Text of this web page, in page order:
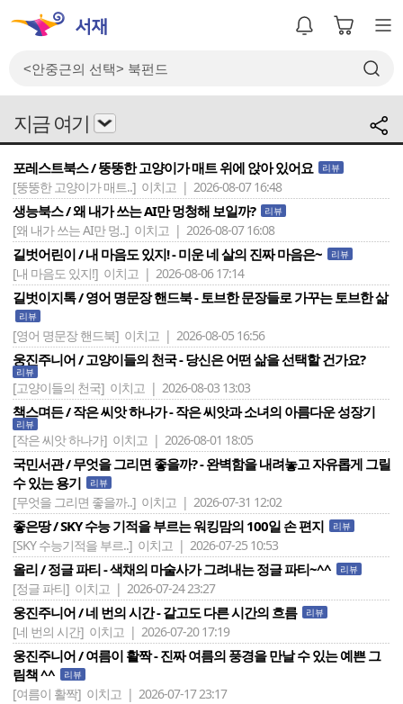
지금 여기
포레스트북스 / 뚱뚱한 고양이가 매트 위에 앉아 있어요 리뷰
[뚱뚱한 고양이가 매트..] 이치고 | 2026-08-07 16:48
생능북스 / 왜 내가 쓰는 AI만 멍청해 보일까? 리뷰
[왜 내가 쓰는 AI만 멍..] 이치고 | 2026-08-07 16:08
길벗어린이 / 내 마음도 있지! - 미운 네 살의 진짜 마음은~ 리뷰
[내 마음도 있지!] 이치고 | 2026-08-06 17:14
길벗이지톡 / 영어 명문장 핸드북 - 토브한 문장들로 가꾸는 토브한 삶
리뷰
[영어 명문장 핸드북] 이치고 | 2026-08-05 16:56
웅진주니어 / 고양이들의 천국 - 당신은 어떤 삶을 선택할 건가요?
리뷰
[고양이들의 천국] 이치고 | 2026-08-03 13:03
책스며든 / 작은 씨앗 하나가 - 작은 씨앗과 소녀의 아름다운 성장기
리뷰
[작은 씨앗 하나가] 이치고 | 2026-08-01 18:05
국민서관 / 무엇을 그리면 좋을까? - 완벽함을 내려놓고 자유롭게 그릴
수 있는 용기
리뷰
[무엇을 그리면 좋을까..] 이치고 | 2026-07-31 12:02
좋은땅 / SKY 수능 기적을 부르는 워킹맘의 100일 손 편지 리뷰
[SKY 수능기적을 부르..] 이치고 | 2026-07-25 10:53
올리 / 정글 파티 - 색채의 마술사가 그려내는 정글 파티~^^ 리뷰
[정글 파티] 이치고 | 2026-07-24 23:27
웅진주니어 / 네 번의 시간 - 같고도 다른 시간의 흐름 리뷰
[네 번의 시간] 이치고 | 2026-07-20 17:19
웅진주니어 / 여름이 활짝 - 진짜 여름의 풍경을 만날 수 있는 예쁜 그
림책 ^^
리뷰
[여름이 활짝] 이치고 | 2026-07-17 23:17